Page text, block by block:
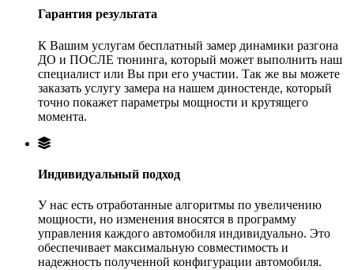
Гарантия результата
К Вашим услугам бесплатный замер динамики разгона
ДО и ПОСЛЕ тюнинга, который может выполнить наш
специалист или Вы при его участии. Так же вы можете
заказать услугу замера на нашем диностенде, который
точно покажет параметры мощности и крутящего
момента.
Индивидуальный подход
У нас есть отработанные алгоритмы по увеличению
мощности, но изменения вносятся в программу
управления каждого автомобиля индивидуально. Это
обеспечивает максимальную совместимость и
надежность полученной конфигурации автомобиля.